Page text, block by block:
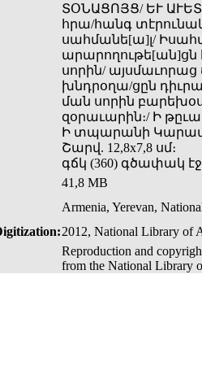
ՏՕՆԱՑՈՅՑ/ ԵՒ
հրա/հանգ
սահմանե[ա]լ/
արարողութե[ան]ցն
սորին/ այսմաւորաց
խնդրօղա/ցըն
ման սորին
զօրաւարին։/ Ի
Ի տպարանի
Շարվ. 12,8x7,8 սմ։
գճկ (360) գծափակ
41,8 MB
Armenia, Yerevan,
2012, National Library of
Reproduction and
from the National Library